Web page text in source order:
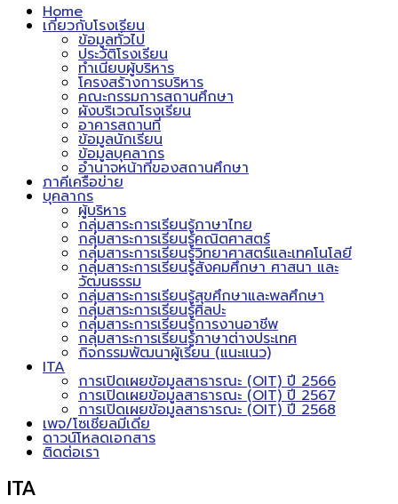
Home
เกี่ยวกับโรงเรียน
ข้อมูลทั่วไป
ประวัติโรงเรียน
ทำเนียบผู้บริหาร
โครงสร้างการบริหาร
คณะกรรมการสถานศึกษา
ผังบริเวณโรงเรียน
อาคารสถานที่
ข้อมูลนักเรียน
ข้อมูลบุคลากร
อำนาจหน้าที่ของสถานศึกษา
ภาคีเครือข่าย
บุคลากร
ผู้บริหาร
กลุ่มสาระการเรียนรู้ภาษาไทย
กลุ่มสาระการเรียนรู้คณิตศาสตร์
กลุ่มสาระการเรียนรู้วิทยาศาสตร์และเทคโนโลยี
กลุ่มสาระการเรียนรู้สังคมศึกษา ศาสนา และ
วัฒนธรรม
กลุ่มสาระการเรียนรู้สุขศึกษาและพลศึกษา
กลุ่มสาระการเรียนรู้ศิลปะ
กลุ่มสาระการเรียนรู้การงานอาชีพ
กลุ่มสาระการเรียนรู้ภาษาต่างประเทศ
กิจกรรมพัฒนาผู้เรียน (แนะแนว)
ITA
การเปิดเผยข้อมูลสาธารณะ (OIT) ปี 2566
การเปิดเผยข้อมูลสาธารณะ (OIT) ปี 2567
การเปิดเผยข้อมูลสาธารณะ (OIT) ปี 2568
เพจ/โซเชียลมีเดีย
ดาวน์โหลดเอกสาร
ติดต่อเรา
ITA